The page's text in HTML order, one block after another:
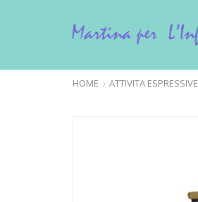
HOME ATTIVITA ESPRESSIVE